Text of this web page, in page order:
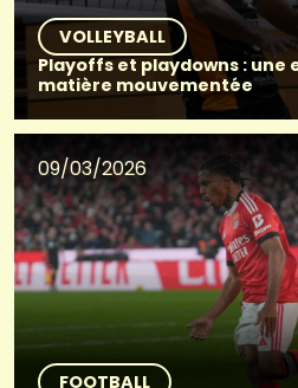
VOLLEYBALL
Playoffs et playdowns : une
matière mouvementée
09/03/2026
FOOTBALL